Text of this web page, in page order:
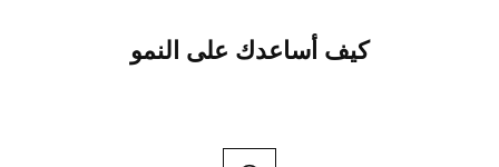
كيف أساعدك على النمو